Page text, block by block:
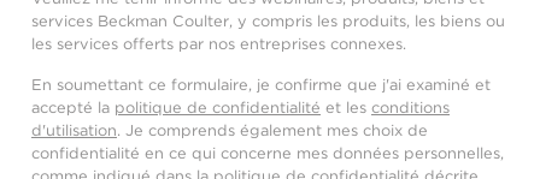
services Beckman Coulter, y compris les produits, les biens ou
les services offerts par nos entreprises connexes.
En soumettant ce formulaire, je confirme que j'ai examiné et
accepté la politique de confidentialité et les conditions
d'utilisation. Je comprends également mes choix de
confidentialité en ce qui concerne mes données personnelles,